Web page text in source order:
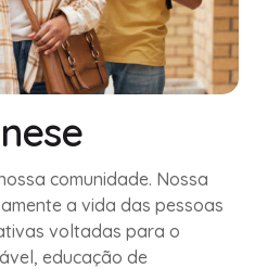
comunidade. Nossa
a vida das pessoas
voltadas para o
educação de